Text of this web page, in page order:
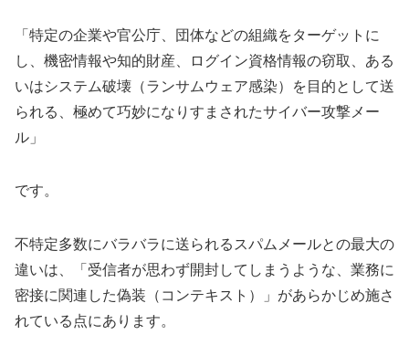
「特定の企業や官公庁、団体などの組織をターゲットに
し、機密情報や知的財産、ログイン資格情報の窃取、ある
いはシステム破壊（ランサムウェア感染）を目的として送
られる、極めて巧妙になりすまされたサイバー攻撃メー
ル」
です。
不特定多数にバラバラに送られるスパムメールとの最大の
違いは、「受信者が思わず開封してしまうような、業務に
密接に関連した偽装（コンテキスト）」があらかじめ施さ
れている点にあります。